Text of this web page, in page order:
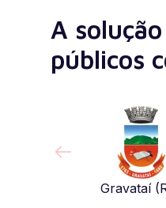
A
públicos
Gravataí